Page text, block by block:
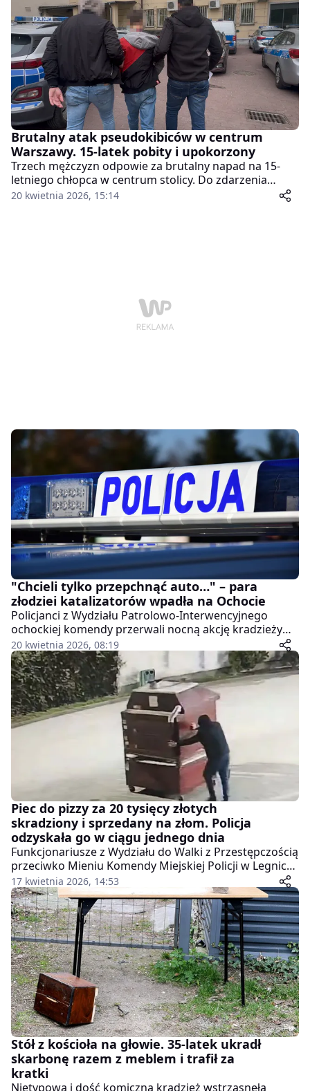
Brutalny atak pseudokibiców w centrum
Warszawy. 15-latek pobity i upokorzony
Trzech mężczyzn odpowie za brutalny napad na 15-
letniego chłopca w centrum stolicy. Do zdarzenia
doszło w rejonie stadionu przy ulicy Konwiktorskiej w
20 kwietnia 2026, 15:14
"Chcieli tylko przepchnąć auto…" – para
złodziei katalizatorów wpadła na Ochocie
Policjanci z Wydziału Patrolowo-Interwencyjnego
ochockiej komendy przerwali nocną akcję kradzieży
katalizatora w biały dzień. Para, która próbowała
udawać "pomocnych przechodniów", szybko wpadła
w sidła własnych kłamstw.
20 kwietnia 2026, 08:19
Piec do pizzy za 20 tysięcy złotych
skradziony i sprzedany na złom. Policja
odzyskała go w ciągu jednego dnia
Funkcjonariusze z Wydziału do Walki z Przestępczością
przeciwko Mieniu Komendy Miejskiej Policji w Legnicy
pokazali, że potrafią działać błyskawicznie. W ciągu
zaledwie kilkudziesięciu godzin odzyskali skradziony
piec do wypiekania pizzy o wartości około 20 tysięcy
złotych i zatrzymali sprawcę kradzieży.
17 kwietnia 2026, 14:53
Stół z kościoła na głowie. 35-latek ukradł
skarbonę razem z meblem i trafił za
kratki
Nietypowa i dość komiczna kradzież wstrząsnęła